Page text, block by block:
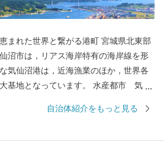
世界と繋がる港町 宮城県北東部
沼市は，リアス海岸特有の海岸線を形
気仙沼港は，近海漁業のほか，世界各
基地となっています。 水産都市 気仙
され，水揚げ量日本一を誇る生鮮カツ
自治体紹介をもっと見る